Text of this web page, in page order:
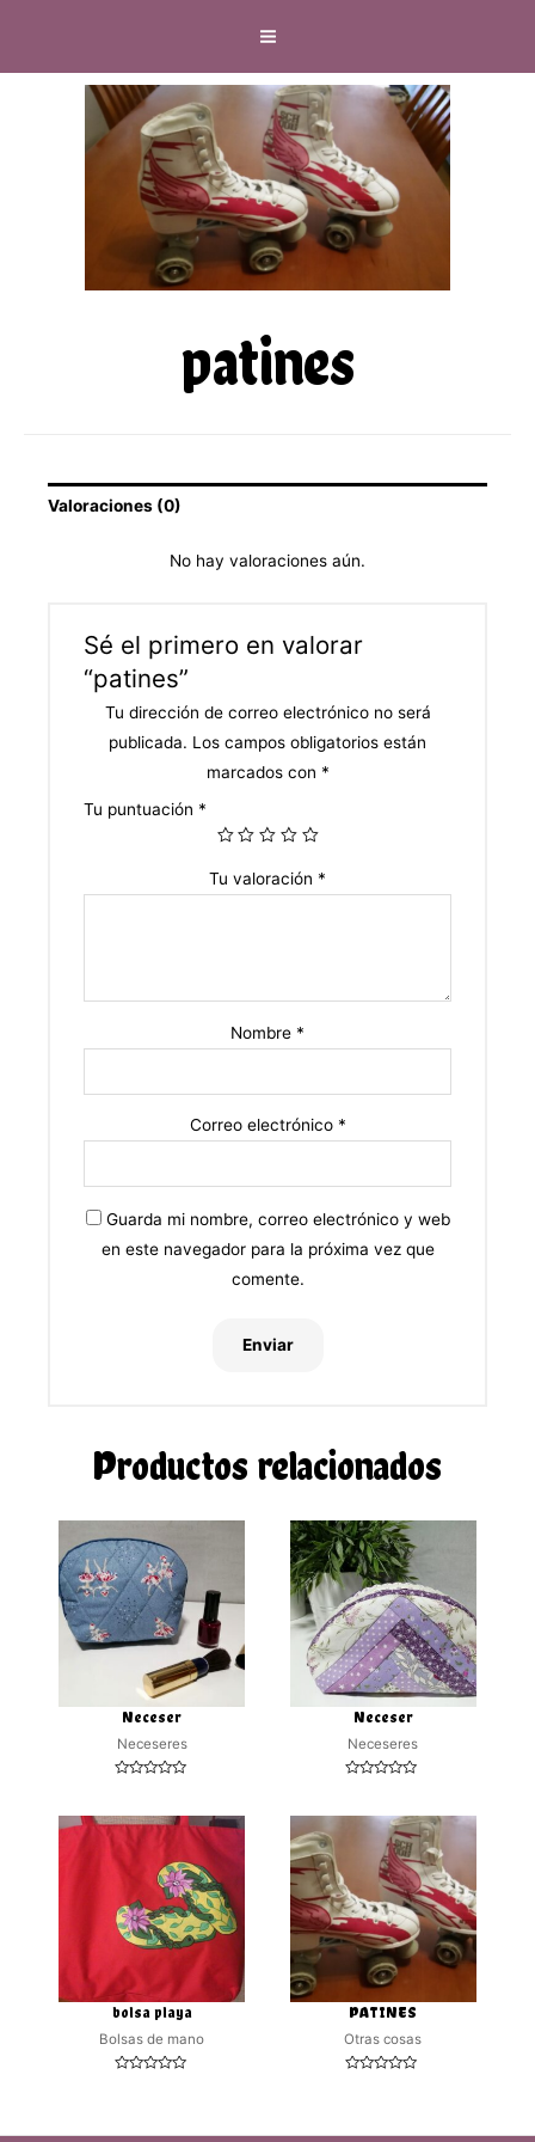
patines
Valoraciones (0)
No hay valoraciones aún.
Sé el primero en valorar
“patines”
Tu dirección de correo electrónico no será
publicada. Los campos obligatorios están
marcados con *
Tu puntuación *
Tu valoración *
Nombre *
Correo electrónico *
Guarda mi nombre, correo electrónico y web
en este navegador para la próxima vez que
comente.
Productos relacionados
Neceser
Neceseres
0
de
Neceser
Neceseres
0
bolsa playa
Bolsas de mano
5
PATINES
Otras cosas
5